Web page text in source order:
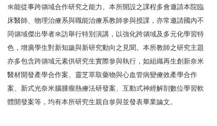
來能從事跨領域合作研究之能力。本所開設之課程多會邀請本院臨
床醫師、物理治療系與職能治療系教師參與授課，亦常邀請國內不
同領域傑出學者來訪舉行特別演講，以強化跨領域及多元化學習特
色，增廣學生對新知識與新研究動向之見聞。本所教師之研究主題
亦多包含跨領域元素供研究生實際參與執行，如組織再生創新奈米
醫材開發產學合作案、靈芝萃取藥物與心血管病變療效產學合作
案、新式光奈米腦腫瘤熱療法研發案、互動式神經解剖數位學習軟
體開發案等，均有本所研究生親自參與並發表畢業論文。